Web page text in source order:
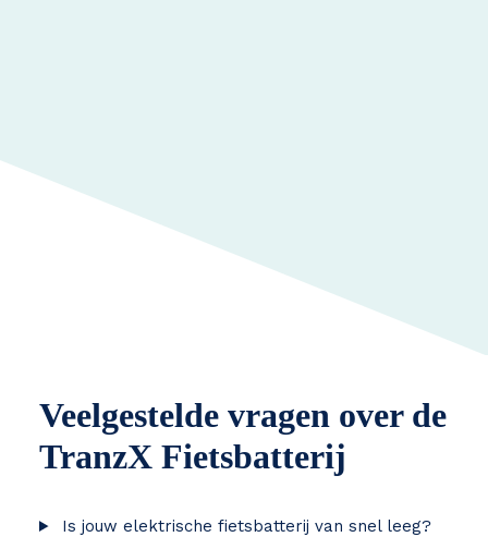
Veelgestelde vragen over de
TranzX Fietsbatterij
Is jouw elektrische fietsbatterij van snel leeg?